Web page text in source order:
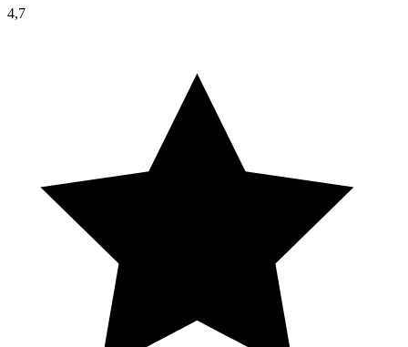
4,7